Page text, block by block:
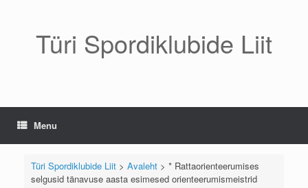
Türi Spordiklubide Liit
Menu
Türi Spordiklubide Liit> Avaleht> * Rattaorienteerumises
selgusid tänavuse aasta esimesed orienteerumismeistrid